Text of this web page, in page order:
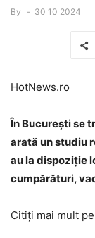
By - 30 10 2024
HotNews.ro
În București se
arată un studiu
au la dispoziție
cumpărături,
Citiți mai mult pe